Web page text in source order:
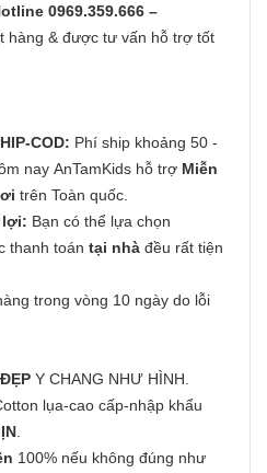
0969.359.666 –
hàng & được tư vấn hỗ trợ tốt
COD: Phí ship khoảng 50 -
nay AnTamKids hỗ trợ Miễn
trên Toàn quốc.
lợi: Bạn có thể lựa chọn
thanh toán tại nhà đều rất tiện
trong vòng 10 ngày do lỗi
Y CHANG NHƯ HÌNH.
lụa-cao cấp-nhập khẩu
100% nếu không đúng như